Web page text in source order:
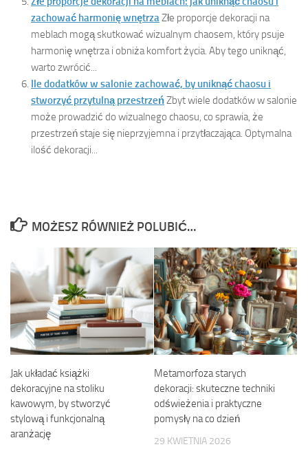
zachować harmonię wnętrza Złe proporcje dekoracji na
meblach mogą skutkować wizualnym chaosem, który psuje
harmonię wnętrza i obniża komfort życia. Aby tego uniknąć,
warto zwrócić...
Ile dodatków w salonie zachować, by uniknąć chaosu i
stworzyć przytulną przestrzeńZbyt wiele dodatków w salonie
może prowadzić do wizualnego chaosu, co sprawia, że
przestrzeń staje się nieprzyjemna i przytłaczająca. Optymalna
ilość dekoracji...
MOŻESZ RÓWNIEŻ POLUBIĆ…
Jak układać książki
dekoracyjne na stoliku
kawowym, by stworzyć
stylową i funkcjonalną
aranżację
Metamorfoza starych
dekoracji: skuteczne techniki
odświeżenia i praktyczne
pomysły na co dzień
29 KWIETNIA 2026